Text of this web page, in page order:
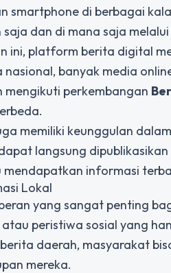
smartphone di berbagai
dan di mana saja
ini, platform berita digital
banyak media
mengikuti perkembangan
memiliki keunggulan
langsung
informasi
Lokal
yang sangat penting
peristiwa sosial yang
daerah, masyarakat
mereka.